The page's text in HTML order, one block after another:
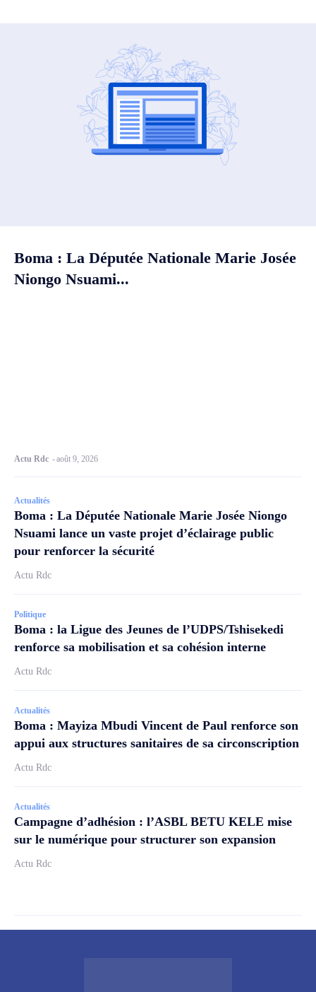
Boma : La Députée Nationale Marie Josée
Niongo Nsuami...
Actu Rdc -août 9, 2026
Actualités
Boma : La Députée Nationale Marie Josée Niongo
Nsuami lance un vaste projet d’éclairage public
pour renforcer la sécurité
Actu Rdc
Politique
Boma : la Ligue des Jeunes de l’UDPS/Tshisekedi
renforce sa mobilisation et sa cohésion interne
Actu Rdc
Actualités
Boma : Mayiza Mbudi Vincent de Paul renforce son
appui aux structures sanitaires de sa circonscription
Actu Rdc
Actualités
Campagne d’adhésion : l’ASBL BETU KELE mise
sur le numérique pour structurer son expansion
Actu Rdc